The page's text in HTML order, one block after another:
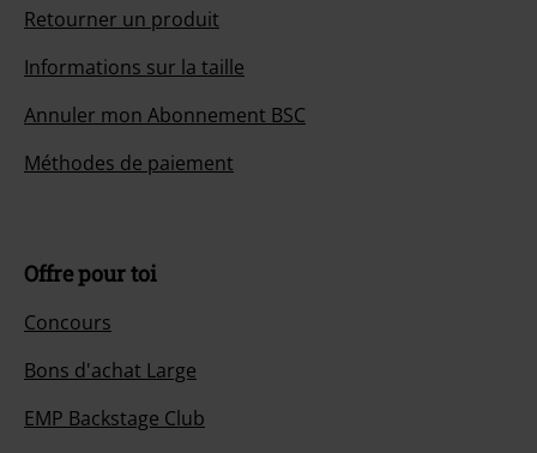
Retourner un produit
Informations sur la taille
Annuler mon Abonnement BSC
Méthodes de paiement
Offre pour toi
Concours
Bons d'achat Large
EMP Backstage Club